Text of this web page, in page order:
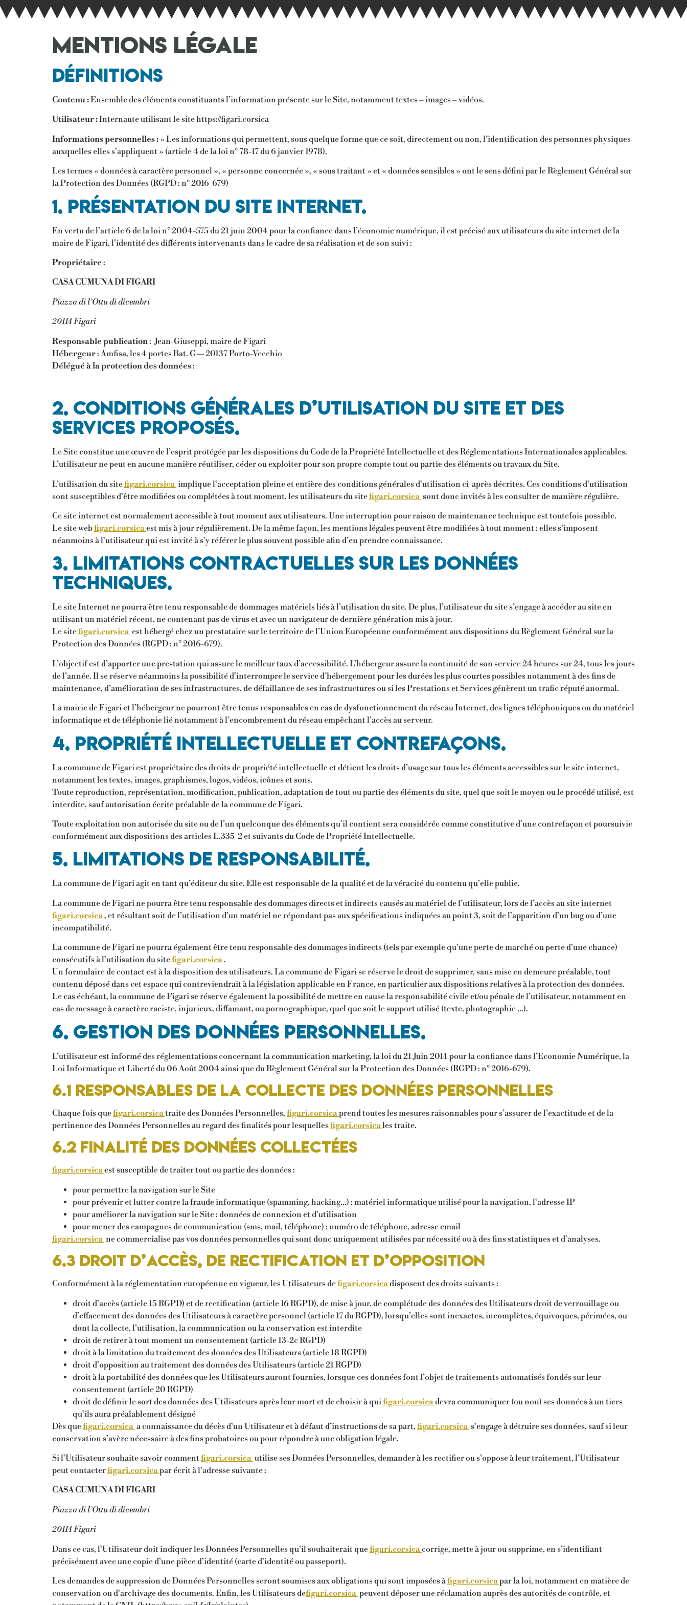
Mentions légale
Définitions
Contenu :Ensemble des éléments constituants l’information présente sur le Site, notamment textes – images – vidéos.
Utilisateur :Internaute utilisant le site https://figari.corsica
Informations personnelles : « Les informations qui permettent, sous quelque forme que ce soit, directement ou non, l’identification des personnes physiques
auxquelles elles s’appliquent » (article 4 de la loi n° 78-17 du 6 janvier 1978).
Les termes « données à caractère personnel », « personne concernée », « sous traitant » et « données sensibles » ont le sens défini par le Règlement Général sur
la Protection des Données (RGPD : n° 2016-679)
1. Présentation du site internet.
En vertu de l’article 6 de la loi n° 2004-575 du 21 juin 2004 pour la confiance dans l’économie numérique, il est précisé aux utilisateurs du site internet de la
maire de Figari, l’identité des différents intervenants dans le cadre de sa réalisation et de son suivi :
Propriétaire :
CASA CUMUNA DI FIGARI
Piazza di l’Ottu di dicembri
20114 Figari
Responsable publication: Jean-Giuseppi, maire de Figari
Hébergeur: Amfisa, les 4 portes Bat. G — 20137 Porto-Vecchio
Délégué à la protection des données:
2. Conditions générales d’utilisation du site et des
services proposés.
Le Site constitue une œuvre de l’esprit protégée par les dispositions du Code de la Propriété Intellectuelle et des Réglementations Internationales applicables.
L’utilisateur ne peut en aucune manière réutiliser, céder ou exploiter pour son propre compte tout ou partie des éléments ou travaux du Site.
L’utilisation du sitefigari.corsica implique l’acceptation pleine et entière des conditions générales d’utilisation ci-après décrites. Ces conditions d’utilisation
sont susceptibles d’être modifiées ou complétées à tout moment, les utilisateurs du sitefigari.corsica sont donc invités à les consulter de manière régulière.
Ce site internet est normalement accessible à tout moment aux utilisateurs. Une interruption pour raison de maintenance technique est toutefois possible.
Le site webfigari.corsicaest mis à jour régulièrement. De la même façon, les mentions légales peuvent être modifiées à tout moment : elles s’imposent
néanmoins à l’utilisateur qui est invité à s’y référer le plus souvent possible afin d’en prendre connaissance.
3. Limitations contractuelles sur les données
techniques.
Le site Internet ne pourra être tenu responsable de dommages matériels liés à l’utilisation du site. De plus, l’utilisateur du site s’engage à accéder au site en
utilisant un matériel récent, ne contenant pas de virus et avec un navigateur de dernière génération mis à jour.
Le sitefigari.corsica est hébergé chez un prestataire sur le territoire de l’Union Européenne conformément aux dispositions du Règlement Général sur la
Protection des Données (RGPD : n° 2016-679).
L’objectif est d’apporter une prestation qui assure le meilleur taux d’accessibilité. L’hébergeur assure la continuité de son service 24 heures sur 24, tous les jours
de l’année. Il se réserve néanmoins la possibilité d’interrompre le service d’hébergement pour les durées les plus courtes possibles notamment à des fins de
maintenance, d’amélioration de ses infrastructures, de défaillance de ses infrastructures ou si les Prestations et Services génèrent un trafic réputé anormal.
La mairie de Figari et l’hébergeur ne pourront être tenus responsables en cas de dysfonctionnement du réseau Internet, des lignes téléphoniques ou du matériel
informatique et de téléphonie lié notamment à l’encombrement du réseau empêchant l’accès au serveur.
4. Propriété intellectuelle et contrefaçons.
La commune de Figari est propriétaire des droits de propriété intellectuelle et détient les droits d’usage sur tous les éléments accessibles sur le site internet,
notamment les textes, images, graphismes, logos, vidéos, icônes et sons.
Toute reproduction, représentation, modification, publication, adaptation de tout ou partie des éléments du site, quel que soit le moyen ou le procédé utilisé, est
interdite, sauf autorisation écrite préalable de la commune de Figari.
Toute exploitation non autorisée du site ou de l’un quelconque des éléments qu’il contient sera considérée comme constitutive d’une contrefaçon et poursuivie
conformément aux dispositions des articles L.335-2 et suivants du Code de Propriété Intellectuelle.
5. Limitations de responsabilité.
La commune de Figari agit en tant qu’éditeur du site. Elle est responsable de la qualité et de la véracité du contenu qu’elle publie.
La commune de Figari ne pourra être tenu responsable des dommages directs et indirects causés au matériel de l’utilisateur, lors de l’accès au site internet
figari.corsica, et résultant soit de l’utilisation d’un matériel ne répondant pas aux spécifications indiquées au point 3, soit de l’apparition d’un bug ou d’une
incompatibilité.
La commune de Figari ne pourra également être tenu responsable des dommages indirects (tels par exemple qu’une perte de marché ou perte d’une chance)
consécutifs à l’utilisation du sitefigari.corsica.
Un formulaire de contact est à la disposition des utilisateurs. La commune de Figari se réserve le droit de supprimer, sans mise en demeure préalable, tout
contenu déposé dans cet espace qui contreviendrait à la législation applicable en France, en particulier aux dispositions relatives à la protection des données.
Le cas échéant, la commune de Figari se réserve également la possibilité de mettre en cause la responsabilité civile et/ou pénale de l’utilisateur, notamment en
cas de message à caractère raciste, injurieux, diffamant, ou pornographique, quel que soit le support utilisé (texte, photographie …).
6. Gestion des données personnelles.
L’utilisateur est informé des réglementations concernant la communication marketing, la loi du 21 Juin 2014 pour la confiance dans l’Economie Numérique, la
Loi Informatique et Liberté du 06 Août 2004 ainsi que du Règlement Général sur la Protection des Données (RGPD : n° 2016-679).
6.1 Responsables de la collecte des données personnelles
Chaque fois quefigari.corsicatraite des Données Personnelles,figari.corsicaprend toutes les mesures raisonnables pour s’assurer de l’exactitude et de la
pertinence des Données Personnelles au regard des finalités pour lesquellesfigari.corsicales traite.
6.2 Finalité des données collectées
figari.corsicaest susceptible de traiter tout ou partie des données :
pour permettre la navigation sur le Site
pour prévenir et lutter contre la fraude informatique (spamming, hacking…) : matériel informatique utilisé pour la navigation, l’adresse IP
pour améliorer la navigation sur le Site : données de connexion et d’utilisation
pour mener des campagnes de communication (sms, mail, téléphone) : numéro de téléphone, adresse email
figari.corsica ne commercialise pas vos données personnelles qui sont donc uniquement utilisées par nécessité ou à des fins statistiques et d’analyses.
6.3 Droit d’accès, de rectification et d’opposition
Conformément à la réglementation européenne en vigueur, les Utilisateurs defigari.corsicadisposent des droits suivants :
droit d’accès (article 15 RGPD) et de rectification (article 16 RGPD), de mise à jour, de complétude des données des Utilisateurs droit de verrouillage ou
d’effacement des données des Utilisateurs à caractère personnel (article 17 du RGPD), lorsqu’elles sont inexactes, incomplètes, équivoques, périmées, ou
dont la collecte, l’utilisation, la communication ou la conservation est interdite
droit de retirer à tout moment un consentement (article 13-2c RGPD)
droit à la limitation du traitement des données des Utilisateurs (article 18 RGPD)
droit d’opposition au traitement des données des Utilisateurs (article 21 RGPD)
droit à la portabilité des données que les Utilisateurs auront fournies, lorsque ces données font l’objet de traitements automatisés fondés sur leur
consentement (article 20 RGPD)
droit de définir le sort des données des Utilisateurs après leur mort et de choisir à quifigari.corsicadevra communiquer (ou non) ses données à un tiers
qu’ils aura préalablement désigné
Dès quefigari.corsica a connaissance du décès d’un Utilisateur et à défaut d’instructions de sa part,figari.corsica s’engage à détruire ses données, sauf si leur
conservation s’avère nécessaire à des fins probatoires ou pour répondre à une obligation légale.
Si l’Utilisateur souhaite savoir commentfigari.corsica utilise ses Données Personnelles, demander à les rectifier ou s’oppose à leur traitement, l’Utilisateur
peut contacterfigari.corsicapar écrit à l’adresse suivante :
CASA CUMUNA DI FIGARI
Piazza di l’Ottu di dicembri
20114 Figari
Dans ce cas, l’Utilisateur doit indiquer les Données Personnelles qu’il souhaiterait quefigari.corsicacorrige, mette à jour ou supprime, en s’identifiant
précisément avec une copie d’une pièce d’identité (carte d’identité ou passeport).
Les demandes de suppression de Données Personnelles seront soumises aux obligations qui sont imposées àfigari.corsicapar la loi, notamment en matière de
conservation ou d’archivage des documents. Enfin, les Utilisateurs defigari.corsica peuvent déposer une réclamation auprès des autorités de contrôle, et